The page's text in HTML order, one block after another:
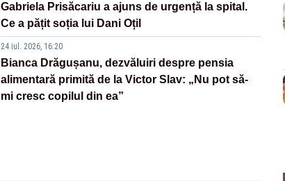
Gabriela Prisăcariu a ajuns de urgență la spital.
Ce a pățit soția lui Dani Oțil
24 iul. 2026, 16:20
Bianca Drăgușanu, dezvăluiri despre pensia
alimentară primită de la Victor Slav: „Nu pot să-
mi cresc copilul din ea”